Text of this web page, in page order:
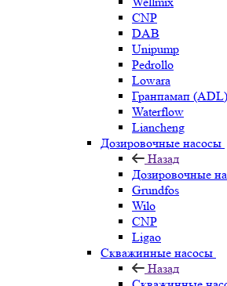
CNP
DAB
Unipump
Pedrollo
Lowara
Гранпамап (ADL)
Waterflow
Liancheng
Дозировочные насосы
Назад
Дозировочные
Grundfos
Wilo
CNP
Ligao
Скважинные насосы
Назад